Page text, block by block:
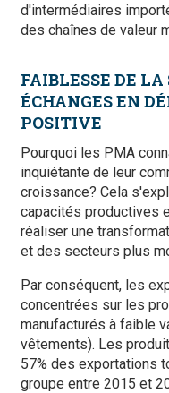
d'intermédiaires
des chaînes de valeur
FAIBLESSE DE
ÉCHANGES EN
POSITIVE
Pourquoi les PMA
inquiétante de leur
croissance? Cela
capacités productives
réaliser une
et des secteurs plus
Par conséquent, les
concentrées sur les
manufacturés à faible
vêtements). Les
57% des exportations
groupe entre 2015 et